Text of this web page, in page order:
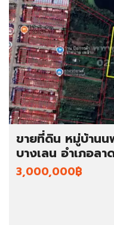
ขายที่ดิน หมู่บ้าน
บางเลน อำเภอล
3,000,000฿